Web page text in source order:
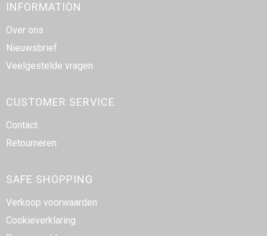
INFORMATION
Over ons
Nieuwsbrief
Veelgestelde vragen
CUSTOMER SERVICE
Contact
Retourneren
SAFE SHOPPING
Verkoop voorwaarden
Cookieverklaring